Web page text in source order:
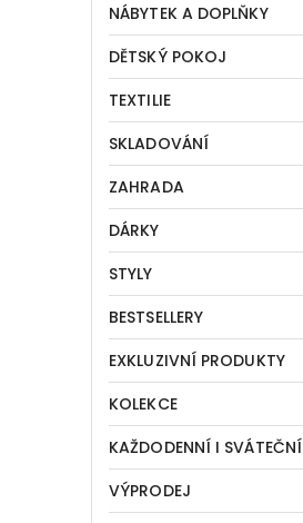
NÁBYTEK A DOPLŇKY
DĚTSKÝ POKOJ
TEXTILIE
SKLADOVÁNÍ
ZAHRADA
DÁRKY
STYLY
BESTSELLERY
EXKLUZIVNÍ PRODUKTY
KOLEKCE
KAŽDODENNÍ I SVÁTEČNÍ
VÝPRODEJ